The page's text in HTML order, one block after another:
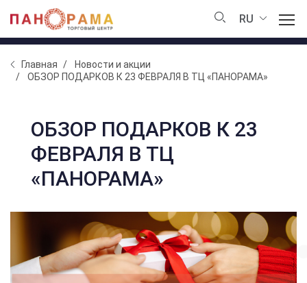
RU
Главная
Новости и акции
ОБЗОР ПОДАРКОВ К 23 ФЕВРАЛЯ В ТЦ «ПАНОРАМА»
ОБЗОР ПОДАРКОВ К 23
ФЕВРАЛЯ В ТЦ
«ПАНОРАМА»